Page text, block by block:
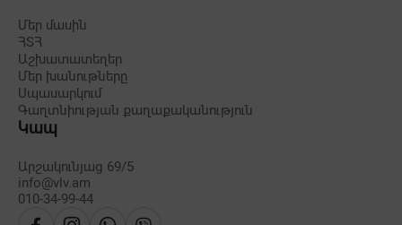
Մեր մասին
ՀՏՀ
Աշխատատեղեր
Մեր խանութները
Սպասարկում
Գաղտնիության քաղաքականություն
Կապ
Արշակունյաց 69/5
info@vlv.am
010-34-99-44